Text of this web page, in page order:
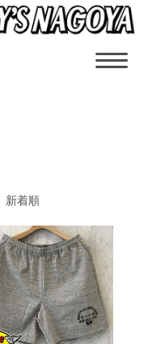
新着順